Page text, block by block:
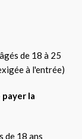
de 18 à 25
à l'entrée)
la
de 18 ans